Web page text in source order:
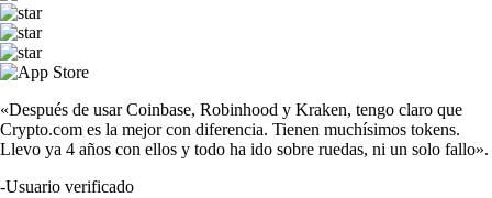
«Después de usar Coinbase, Robinhood y Kraken, tengo claro que
Crypto.com es la mejor con diferencia. Tienen muchísimos tokens.
Llevo ya 4 años con ellos y todo ha ido sobre ruedas, ni un solo fallo».
-Usuario verificado